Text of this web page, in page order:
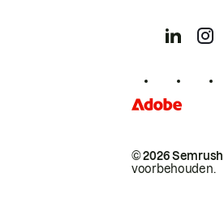
© 2026
voorbehouden.